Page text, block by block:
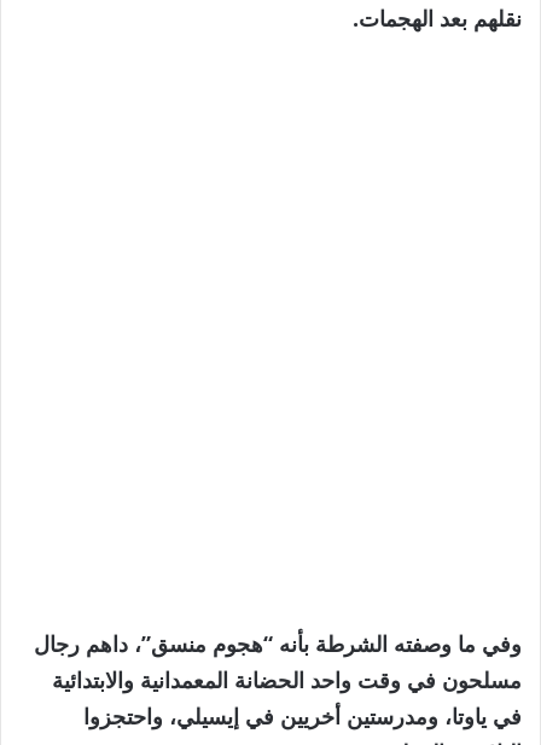
عناصر
نقلهم بعد الهجمات.
وفي ما وصفته الشرطة بأنه “هجوم منسق”، داهم رجال
مسلحون في وقت واحد الحضانة المعمدانية والابتدائية
في ياوتا، ومدرستين أخريين في إيسيلي، واحتجزوا